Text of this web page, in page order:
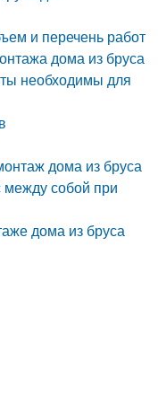
и перечень работ
дома из бруса
необходимы для
дома из бруса
между собой при
дома из бруса